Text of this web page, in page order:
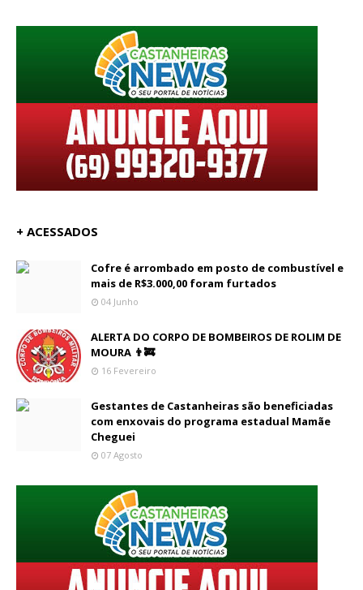
+ ACESSADOS
Cofre é arrombado em posto de combustível e
mais de R$3.000,00 foram furtados
04 Junho
ALERTA DO CORPO DE BOMBEIROS DE ROLIM DE
MOURA 👨‍🚒
16 Fevereiro
Gestantes de Castanheiras são beneficiadas
com enxovais do programa estadual Mamãe
Cheguei
07 Agosto